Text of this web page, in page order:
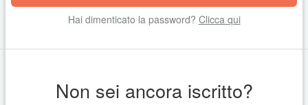
Hai dimenticato la password? Clicca qui
Non sei ancora iscritto?